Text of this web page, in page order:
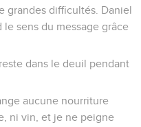
grandes difficultés. Daniel
sens du message grâce
dans le deuil pendant
aucune nourriture
ni vin, et je ne peigne